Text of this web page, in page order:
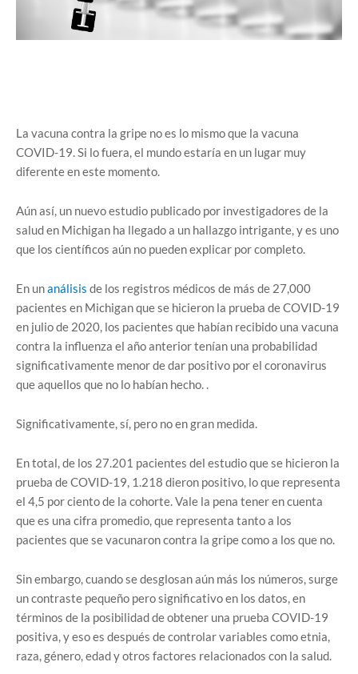
La vacuna contra la gripe no es lo mismo que la vacuna
COVID-19. Si lo fuera, el mundo estaría en un lugar muy
diferente en este momento.
Aún así, un nuevo estudio publicado por investigadores de la
salud en Michigan ha llegado a un hallazgo intrigante, y es uno
que los científicos aún no pueden explicar por completo.
En unanálisis de los registros médicos de más de 27,000
pacientes en Michigan que se hicieron la prueba de COVID-19
en julio de 2020, los pacientes que habían recibido una vacuna
contra la influenza el año anterior tenían una probabilidad
significativamente menor de dar positivo por el coronavirus
que aquellos que no lo habían hecho. .
Significativamente, sí, pero no en gran medida.
En total, de los 27.201 pacientes del estudio que se hicieron la
prueba de COVID-19, 1.218 dieron positivo, lo que representa
el 4,5 por ciento de la cohorte. Vale la pena tener en cuenta
que es una cifra promedio, que representa tanto a los
pacientes que se vacunaron contra la gripe como a los que no.
Sin embargo, cuando se desglosan aún más los números, surge
un contraste pequeño pero significativo en los datos, en
términos de la posibilidad de obtener una prueba COVID-19
positiva, y eso es después de controlar variables como etnia,
raza, género, edad y otros factores relacionados con la salud.